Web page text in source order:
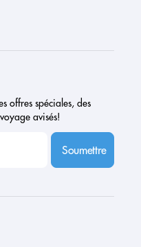
offres spéciales, des
avisés!
Soumettre